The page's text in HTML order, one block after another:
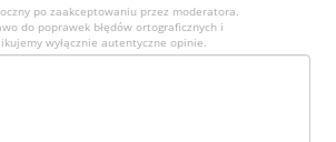
po zaakceptowaniu przez moderatora.
do poprawek błędów ortograficznych i
wyłącznie autentyczne opinie.